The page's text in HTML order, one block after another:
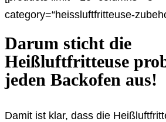
category=“heissluftfritteuse-
Darum sticht die
Heißluftfritteuse
jeden Backofen aus!
Damit ist klar, dass die